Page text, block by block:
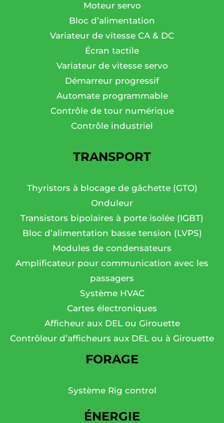
Moteur servo
Bloc d’alimentation
Variateur de vitesse CA & DC
Écran tactile
Variateur de vitesse servo
Démarreur progressif
Automate programmable
Contrôle de tour numérique
Contrôle industriel
TRANSPORT
Thyristors à blocage de gâchette (GTO)
Onduleur
Transistors bipolaires à porte isolée (IGBT)
Bloc d’alimentation basse tension (LVPS)
Modules de condensateurs
Amplificateur pour communication avec les
passagers
Système HVAC
Cartes électroniques
Afficheur aux DEL ou Girouette
Contrôleur d’afficheurs aux DEL ou à Girouette
FORAGE
Système Rig control
ÉNERGIE